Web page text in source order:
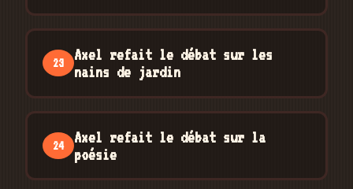
23
Axel refait le débat sur les
nains de jardin
24
Axel refait le débat sur la
poésie